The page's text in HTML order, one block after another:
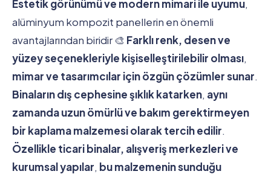
Estetik görünümü ve modern mimari ile uyumu,
alüminyum kompozit panellerin en önemli
avantajlarından biridir 🎨 Farklı renk, desen ve
yüzey seçenekleriyle kişiselleştirilebilir olması,
mimar ve tasarımcılar için özgün çözümler sunar.
Binaların dış cephesine şıklık katarken, aynı
zamanda uzun ömürlü ve bakım gerektirmeyen
bir kaplama malzemesi olarak tercih edilir.
Özellikle ticari binalar, alışveriş merkezleri ve
kurumsal yapılar, bu malzemenin sunduğu